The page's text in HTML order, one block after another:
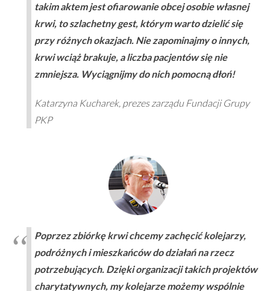
takim aktem jest ofiarowanie obcej osobie własnej
krwi, to szlachetny gest, którym warto dzielić się
przy różnych okazjach. Nie zapominajmy o innych,
krwi wciąż brakuje, a liczba pacjentów się nie
zmniejsza. Wyciągnijmy do nich pomocną dłoń!
Katarzyna Kucharek, prezes zarządu Fundacji Grupy
PKP
Poprzez zbiórkę krwi chcemy zachęcić kolejarzy,
podróżnych i mieszkańców do działań na rzecz
potrzebujących. Dzięki organizacji takich projektów
charytatywnych, my kolejarze możemy wspólnie